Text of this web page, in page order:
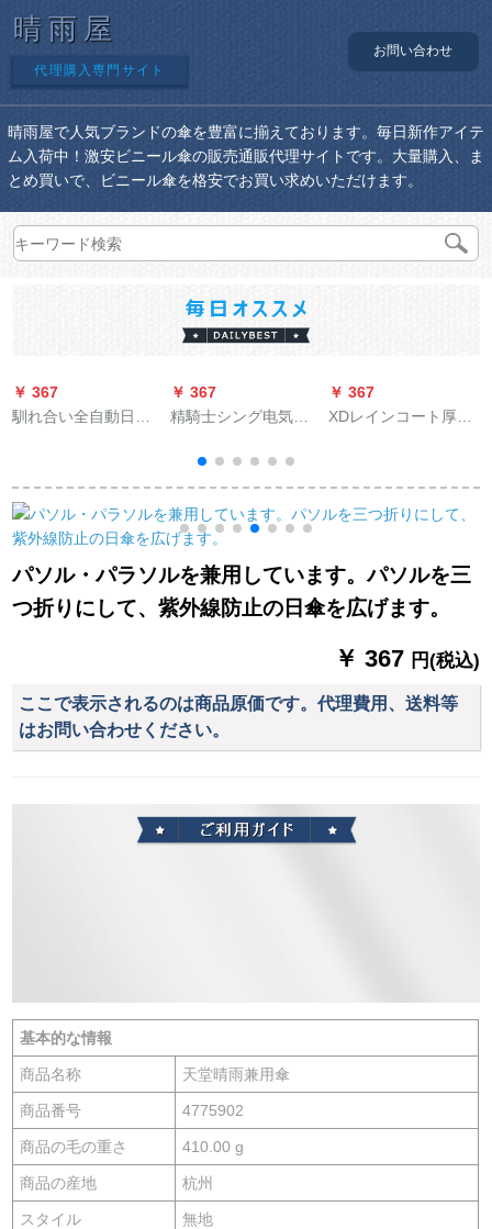
晴雨屋
代理購入専門サイト
お問い合わせ
晴雨屋で人気ブランドの傘を豊富に揃えております。毎日新作アイテ
ム入荷中！激安ビニール傘の販売通販代理サイトです。大量購入、ま
とめ買いで、ビニール傘を格安でお買い求めいただけます。
￥ 367
馴れ合い全自動日傘
用パラソル105栄光黒
￥ 367
精騎士シング电気自
双帽子の縁が厚いオ
ークのリフォーム生
の男女屋外騎走电気
自动车レインコート
￥ 367
XDレインコート厚い
男女のカープが単で
歩く电気自动车バイ
パソル・パラソルを兼用しています。パソルを三
つ折りにして、紫外線防止の日傘を広げます。
￥ 367 円(税込)
ここで表示されるのは商品原価です。代理費用、送料等
はお問い合わせください。
基本的な情報
商品名称 天堂晴雨兼用傘
商品番号 4775902
商品の毛の重さ 410.00 g
商品の産地 杭州
スタイル 無地